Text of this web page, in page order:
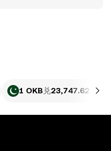
1 OKB 兑23,747.62 PKR